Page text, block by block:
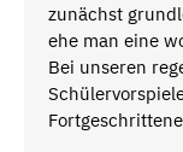
zunächst
ehe man eine
Bei unseren